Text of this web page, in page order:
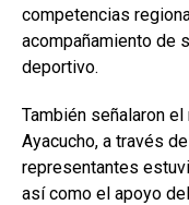
competencias
acompañamiento de
deportivo.
También señalaron
Ayacucho, a través
representantes
así como el apoyo